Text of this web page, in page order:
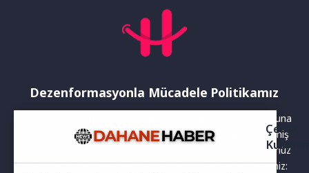
Dezenformasyonla Mücadele Politikamız
Yayınlanan haberler doğruluk ilkesi gözetilerek hazırlanır. Buna
rağmen bazı içeriklerde eksik, hatalı veya güncelliğini yitirmiş
bilgiler bulunabilir.Yanlış veya yanıltıcı olduğunu düşündüğünüz
haberleri aşağıdaki iletişim kanallarından bize bildirebilirsiniz:
Çerez